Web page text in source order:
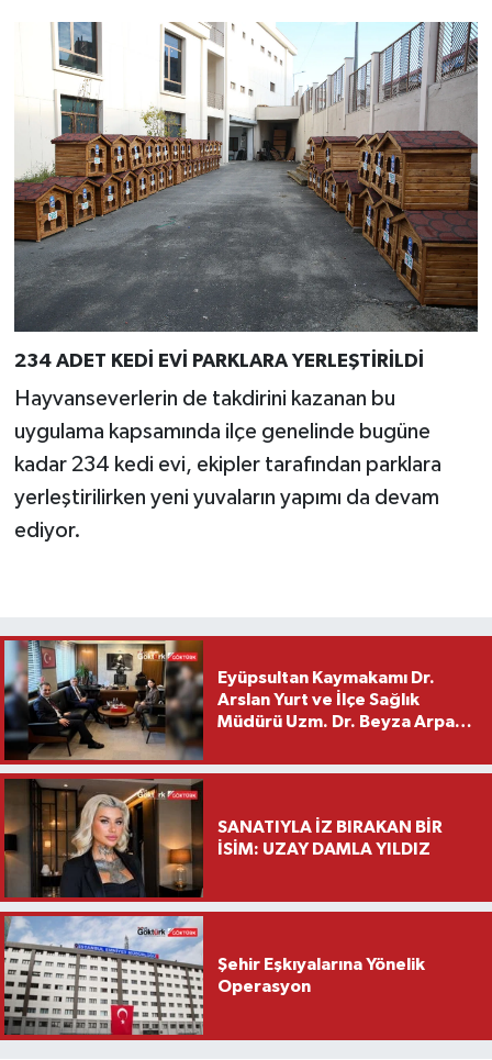
234 ADET KEDİ EVİ PARKLARA YERLEŞTİRİLDİ
Hayvanseverlerin de takdirini kazanan bu
uygulama kapsamında ilçe genelinde bugüne
kadar 234 kedi evi, ekipler tarafından parklara
yerleştirilirken yeni yuvaların yapımı da devam
ediyor.
Eyüpsultan Kaymakamı Dr.
Arslan Yurt ve İlçe Sağlık
Müdürü Uzm. Dr. Beyza Arpacı
Ziyareti
SANATIYLA İZ BIRAKAN BİR
İSİM: UZAY DAMLA YILDIZ
Şehir Eşkıyalarına Yönelik
Operasyon